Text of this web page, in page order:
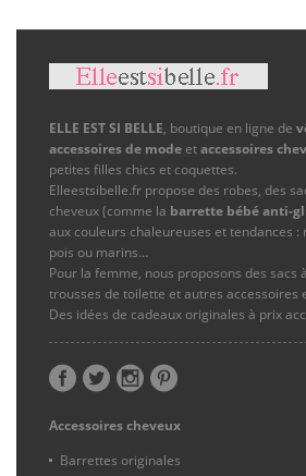
ELLE EST SI BELLE, boutique en ligne de
accessoires de mode etaccessoires
petites filles chics et coquettes.
Elleestsibelle.fr propose des robes, des
cheveux (comme la barrette bébé anti-
aux couleurs chaleureuses et tendances :
pois ou marins…
Pour la femme, nous proposons des sacs
trousses de toilette et autres accessoires
Des idées de cadeaux originales à prix
Accessoires cheveux
Barrettes originales